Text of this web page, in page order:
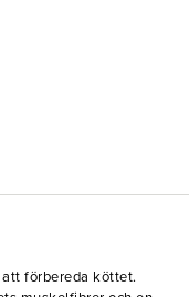
förbereda köttet.